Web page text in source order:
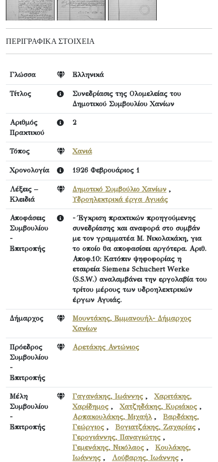
ΠΕΡΙΓΡΑΦΙΚΆ ΣΤΟΙΧΕΊΑ
Γλώσσα Ελληνικά
Τίτλος
Συνεδρίασις της Ολομελείας του
Δημοτικού Συμβουλίου Χανίων
Αριθμός
Πρακτικού
2
Τόπος Χανιά
Χρονολογία 1926 Φεβρουάριος 1
Λέξεις –
Κλειδιά
Δημοτικό Συμβούλιο Χανίων ,
Υδροηλεκτρικά έργα Αγυιάς
Αποφάσεις
Συμβουλίου
-
Επιτροπής
- Έγκριση πρακτικών προηγούμενης
συνεδρίασης και αναφορά στο συμβάν
με τον γραμματέα Μ. Νικολακάκη, για
το οποίο θα αποφασίσει αργότερα. Αριθ.
Αποφ.10: Κατόπιν ψηφοφορίας η
εταιρεία Siemens Schuchert Werke
(S.S.W.) αναλαμβάνει την εργολαβία του
τρίτου μέρους των υδροηλεκτρικών
έργων Αγυιάς.
Δήμαρχος
Μουντάκης, Εμμανουήλ- Δήμαρχος
Χανίων
Πρόεδρος
Συμβουλίου
-
Επιτροπής
Αρετάκης Αντώνιος
Μέλη
Συμβουλίου
-
Επιτροπής
Γαγανάκης, Ιωάννης ,Χαριτάκης,
Χαρίδημος ,Χατζηδάκης, Κυριάκος ,
Αρπακουλάκης, Μιχαήλ, Βαρδάκης,
Γεώργιος , Βογιατζάκης, Ζαχαρίας ,
Γερογιάννης, Παναγιώτης ,
Γεμενάκης, Νικόλαος , Κουλάκης,
Ιωάννης , Λούβαρης, Ιωάννης ,